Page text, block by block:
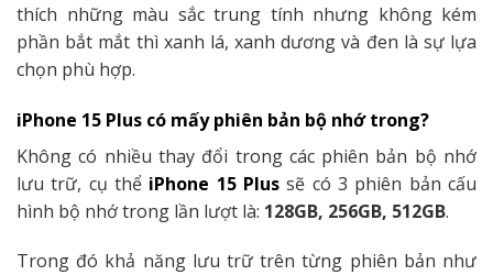
thích những màu sắc trung tính nhưng không kém
phần bắt mắt thì xanh lá, xanh dương và đen là sự lựa
chọn phù hợp.
iPhone 15 Plus có mấy phiên bản bộ nhớ trong?
Không có nhiều thay đổi trong các phiên bản bộ nhớ
lưu trữ, cụ thể iPhone 15 Plus sẽ có 3 phiên bản cấu
hình bộ nhớ trong lần lượt là: 128GB, 256GB, 512GB.
Trong đó khả năng lưu trữ trên từng phiên bản như